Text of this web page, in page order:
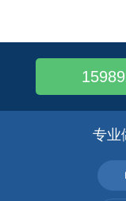
黄埔区做网站,外贸
黄埔区做网站,做能
专业